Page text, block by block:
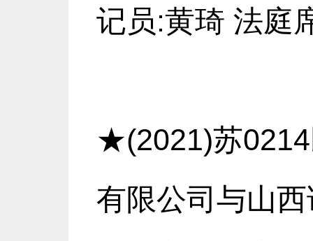
记员:黄琦 法庭
★(2021)苏
有限公司与山